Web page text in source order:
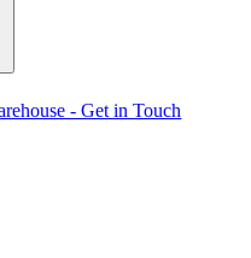
- Get in Touch